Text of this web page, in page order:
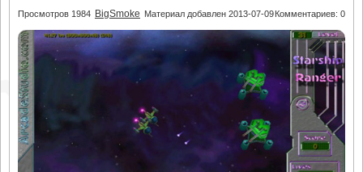
Просмотров 1984 BigSmoke Материал добавлен 2013-07-09Комментариев: 0